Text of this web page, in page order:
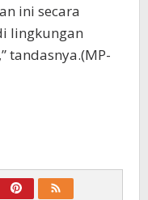
ini secara
lingkungan
tandasnya.(MP-